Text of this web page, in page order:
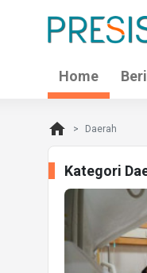
Home
home Daerah
Kategori